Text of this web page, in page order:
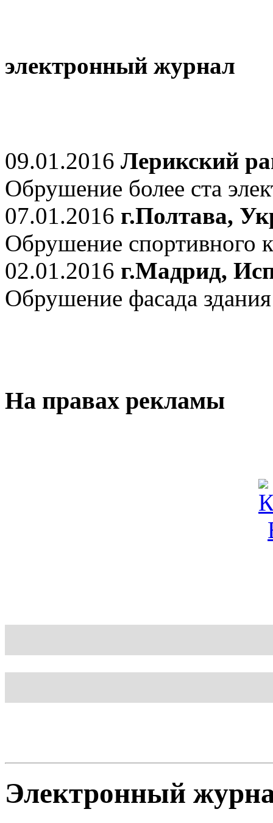
электронный журнал
09.01.2016 Лерикский
Обрушение более ста
07.01.2016 г.Полтава,
Обрушение спортивного
02.01.2016 г.Мадрид,
Обрушение фасада
На правах рекламы
Электронный